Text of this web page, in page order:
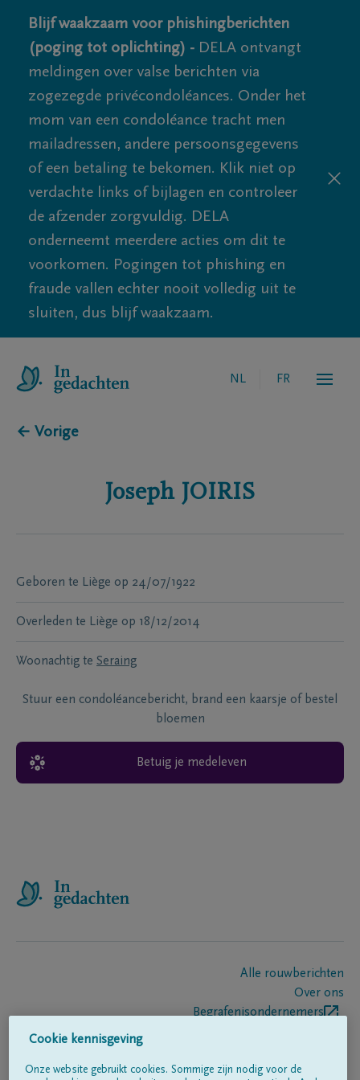
Blijf waakzaam voor phishingberichten
(poging tot oplichting) - DELA ontvangt
meldingen over valse berichten via
zogezegde privécondoléances. Onder het
mom van een condoléance tracht men
mailadressen, andere persoonsgegevens
of een betaling te bekomen. Klik niet op
verdachte links of bijlagen en controleer
de afzender zorgvuldig. DELA
onderneemt meerdere acties om dit te
voorkomen. Pogingen tot phishing en
fraude vallen echter nooit volledig uit te
sluiten, dus blijf waakzaam.
NL FR
← Vorige
Joseph JOIRIS
Geboren te Liège op 24/07/1922
Overleden te Liège op 18/12/2014
Woonachtig te Seraing
Stuur een condoléancebericht, brand een kaarsje of bestel
bloemen
Betuig je medeleven
Alle rouwberichten
Over ons
Begrafenisondernemers
Cookie kennisgeving
Onze website gebruikt cookies. Sommige zijn nodig voor de